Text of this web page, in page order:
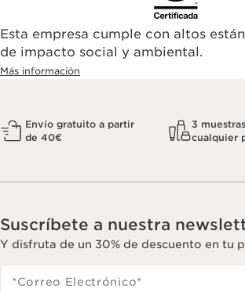
Esta empresa cumple con altos
de impacto social y ambiental.
Más información
Envío gratuito a partir
de 40€
3
cualquier
Suscríbete a nuestra
Y disfruta de un 30% de descuento en tu
*Correo Electrónico*